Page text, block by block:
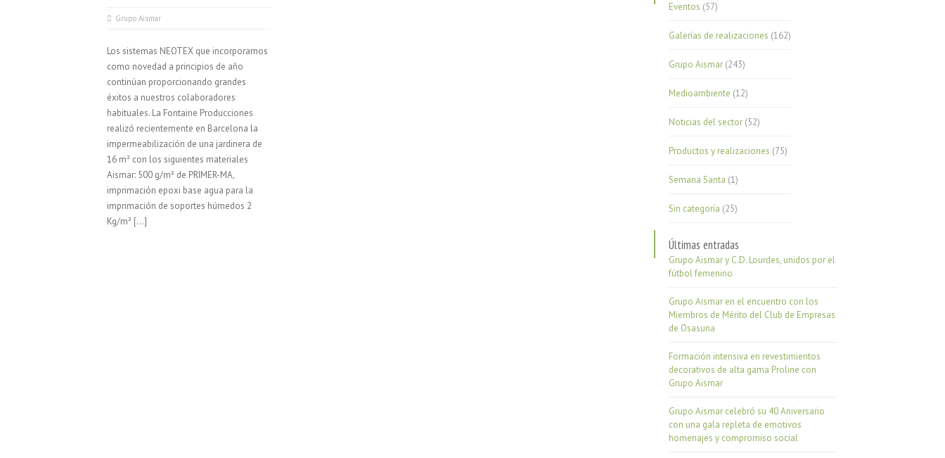
Grupo Aismar
Los sistemas NEOTEX que incorporamos
como novedad a principios de año
continúan proporcionando grandes
éxitos a nuestros colaboradores
habituales. La Fontaine Producciones
realizó recientemente en Barcelona la
impermeabilización de una jardinera de
16 m² con los siguientes materiales
Aismar: 500 g/m² de PRIMER-MA,
imprimación epoxi base agua para la
imprimación de soportes húmedos 2
Kg/m² […]
Eventos (57)
Galerías de realizaciones (162)
Grupo Aismar (243)
Medioambiente (12)
Noticias del sector (52)
Productos y realizaciones (75)
Semana Santa (1)
Sin categoría (25)
Últimas entradas
Grupo Aismar y C.D. Lourdes, unidos por el
fútbol femenino
Grupo Aismar en el encuentro con los
Miembros de Mérito del Club de Empresas
de Osasuna
Formación intensiva en revestimientos
decorativos de alta gama Proline con
Grupo Aismar
Grupo Aismar celebró su 40 Aniversario
con una gala repleta de emotivos
homenajes y compromiso social